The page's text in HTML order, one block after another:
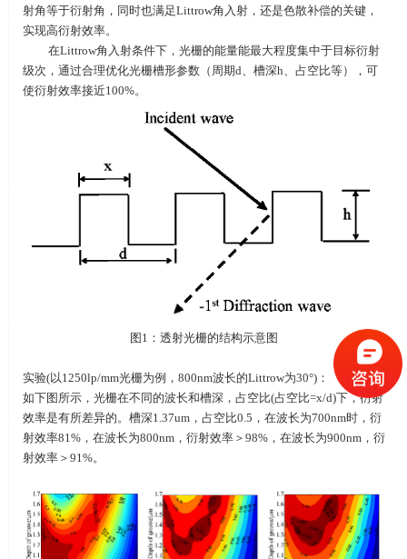
射角等于衍射角，同时也满足Littrow角入射，还是色散补偿的关键，
实现高衍射效率。
在Littrow角入射条件下，光栅的能量能最大程度集中于目标衍射
级次，通过合理优化光栅槽形参数（周期d 、槽深h 、占空比等），可
使衍射效率接近100%。
图1 ：透射光栅的结构示意图
实验(以1250lp/mm光栅为例，800nm波长的Littrow为30°)：
如下图所示，光栅在不同的波长和槽深，占空比(占空比=x/d)下，衍射
效率是有所差异的。槽深1.37um，占空比0.5 ，在波长为700nm时，衍
射效率81%，在波长为800nm，衍射效率＞ 98%，在波长为900nm，衍
射效率＞ 91%。